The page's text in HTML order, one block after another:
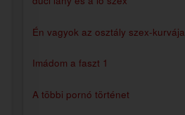
Én vagyok az osztály szex-kurvája
Imádom a faszt 1
A többi pornó történet